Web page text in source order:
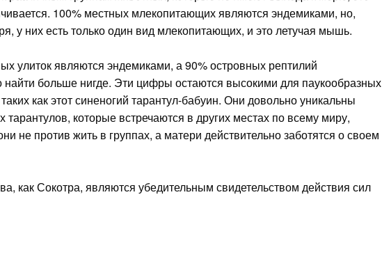
100% местных млекопитающих являются эндемиками, но,
у них есть только один вид млекопитающих, и это летучая мышь.
улиток являются эндемиками, а 90% островных рептилий
найти больше нигде. Эти цифры остаются высокими для паукообразных
как этот синеногий тарантул-бабуин. Они довольно уникальны
тарантулов, которые встречаются в других местах по всему миру,
не против жить в группах, а матери действительно заботятся о своем
как Сокотра, являются убедительным свидетельством действия сил